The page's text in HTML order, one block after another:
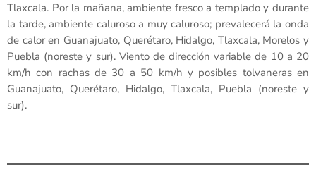
Tlaxcala. Por la mañana, ambiente fresco a templado y durante
la tarde, ambiente caluroso a muy caluroso; prevalecerá la onda
de calor en Guanajuato, Querétaro, Hidalgo, Tlaxcala, Morelos y
Puebla (noreste y sur). Viento de dirección variable de 10 a 20
km/h con rachas de 30 a 50 km/h y posibles tolvaneras en
Guanajuato, Querétaro, Hidalgo, Tlaxcala, Puebla (noreste y
sur).